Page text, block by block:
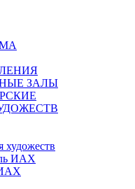
ЗАЛЫ
художеств
ИАХ
ИАХ